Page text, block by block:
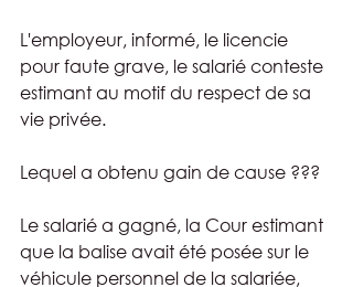
L'employeur, informé, le licencie
pour faute grave, le salarié conteste
estimant au motif du respect de sa
vie privée.
Lequel a obtenu gain de cause ???
Le salarié a gagné, la Cour estimant
que la balise avait été posée sur le
véhicule personnel de la salariée,